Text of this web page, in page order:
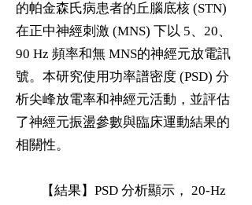
的帕金森氏病患者的丘腦底核 (STN)
在正中神經刺激 (MNS) 下以 5、20、
90 Hz 頻率和無 MNS的神經元放電訊
號。本研究使用功率譜密度 (PSD) 分
析尖峰放電率和神經元活動，並評估
了神經元振盪參數與臨床運動結果的
相關性。
【結果】PSD 分析顯示， 20-Hz